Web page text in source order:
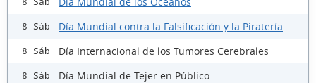
8 Sáb Día Mundial contra la Falsificación y la Piratería
8 Sáb Día Internacional de los Tumores Cerebrales
8 Sáb Día Mundial de Tejer en Público